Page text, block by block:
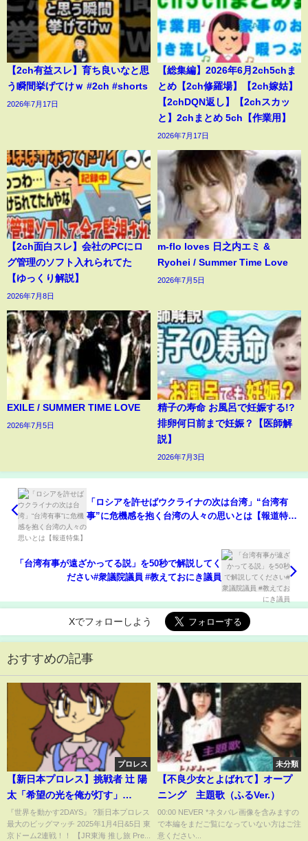
【2ch有益スレ】育ち良いなと思
う瞬間挙げてけｗ #2ch #shorts
2026年7月17日
【総集編】2026年6月2ch5chま
とめ【2ch修羅場】【2ch嫁姑】
【2chDQN返し】【2chスカッ
と】2chまとめ 5ch【作業用】
2026年7月17日
【2ch面白スレ】会社のPCにロ
グ管理のソフト入れられてた
【ゆっくり解説】
2026年7月8日
m-flo loves 日之内エミ &
Ryohei / Summer Time Love
2026年7月5日
EXILE / SUMMER TIME LOVE
2026年7月5日
精子の寿命 お風呂で妊娠する!?
排卵何日前まで妊娠？【医師解
説】
2026年7月3日
「ロシアを許せばウクライナの次は台湾」“台湾有
事”に危機感を抱く台湾の人々の思いとは【報道特
「台湾有事が遠ざかってる説」を50秒で解説してく
ださい#衆議院議員 #教えておにき議員
Xでフォローしよう
おすすめの記事
プロレス
【新日本プロレス】挑戦者 辻 陽
太「希望の光を俺が灯す」
【2025.1.4&5 東京ドーム2連
戦！！】
『世界を動かす2DAYS』 ?新日本プロレス
最大のビッグマッチ 2025年1月4日&5日 東
京ドーム2連戦！！ 【JR東海 推し旅 Pre...
未分類
【不良少女とよばれて】オープ
ニング 主題歌（ふるVer.）
00:00 NEVER *ネタバレ画像を含みますの
で本編をまだご覧になっていない方はご注
意ください...